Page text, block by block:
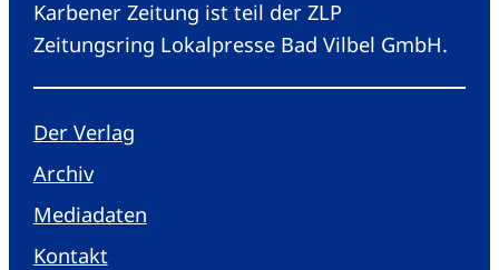
Karbener Zeitung ist teil der ZLP
Zeitungsring Lokalpresse Bad Vilbel GmbH.
Der Verlag
Archiv
Mediadaten
Kontakt